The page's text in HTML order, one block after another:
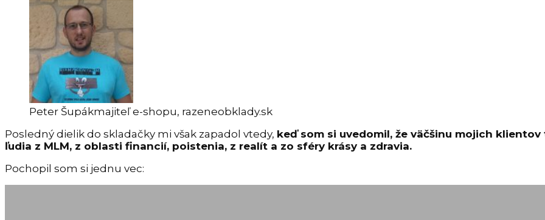
Peter Šupákmajiteľ e-shopu, razeneobklady.sk
Posledný dielik do skladačky mi však zapadol vtedy, keď som si uvedomil, že väčšinu mojich klientov
ľudia z MLM, z oblasti financií, poistenia, z realít a zo sféry krásy a zdravia.
Pochopil som si jednu vec: